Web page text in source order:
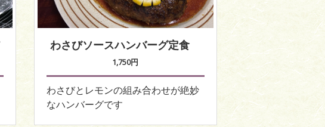
わさびソースハンバーグ定食
1,750円
わさびとレモンの組み合わせが絶妙
なハンバーグです